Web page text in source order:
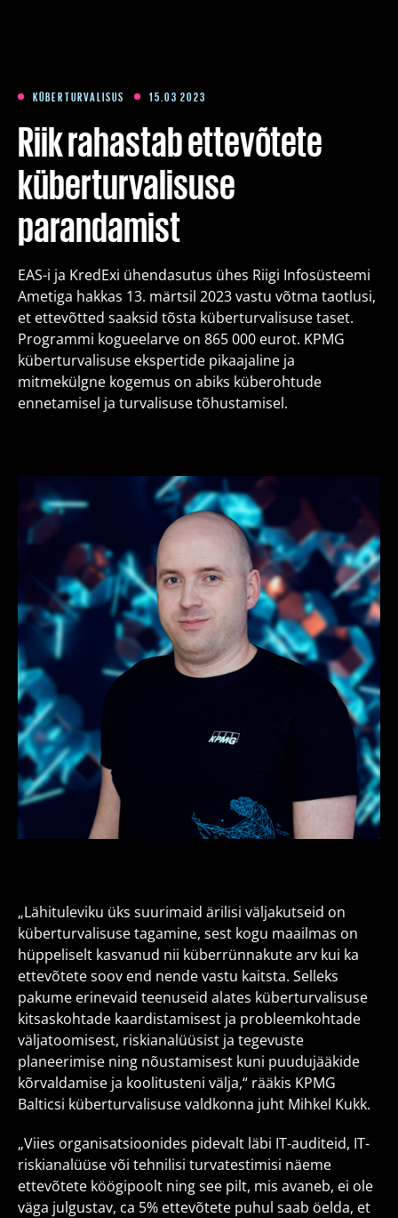
Paketid
Meist
Artiklid
Kontakt
Est Eng Fin
KÜBERTURVALISUS 15.03 2023
Riik rahastab ettevõtete
küberturvalisuse
parandamist
EAS-i ja KredExi ühendasutus ühes Riigi Infosüsteemi
Ametiga hakkas 13. märtsil 2023 vastu võtma taotlusi,
et ettevõtted saaksid tõsta küberturvalisuse taset.
Programmi kogueelarve on 865 000 eurot. KPMG
küberturvalisuse ekspertide pikaajaline ja
mitmekülgne kogemus on abiks küberohtude
ennetamisel ja turvalisuse tõhustamisel.
„Lähituleviku üks suurimaid ärilisi väljakutseid on
küberturvalisuse tagamine, sest kogu maailmas on
hüppeliselt kasvanud nii küberrünnakute arv kui ka
ettevõtete soov end nende vastu kaitsta. Selleks
pakume erinevaid teenuseid alates küberturvalisuse
kitsaskohtade kaardistamisest ja probleemkohtade
väljatoomisest, riskianalüüsist ja tegevuste
planeerimise ning nõustamisest kuni puudujääkide
kõrvaldamise ja koolitusteni välja,“ rääkis KPMG
Balticsi küberturvalisuse valdkonna juht Mihkel Kukk.
„Viies organisatsioonides pidevalt läbi IT-auditeid, IT-
riskianalüüse või tehnilisi turvatestimisi näeme
ettevõtete köögipoolt ning see pilt, mis avaneb, ei ole
väga julgustav, ca 5% ettevõtete puhul saab öelda, et